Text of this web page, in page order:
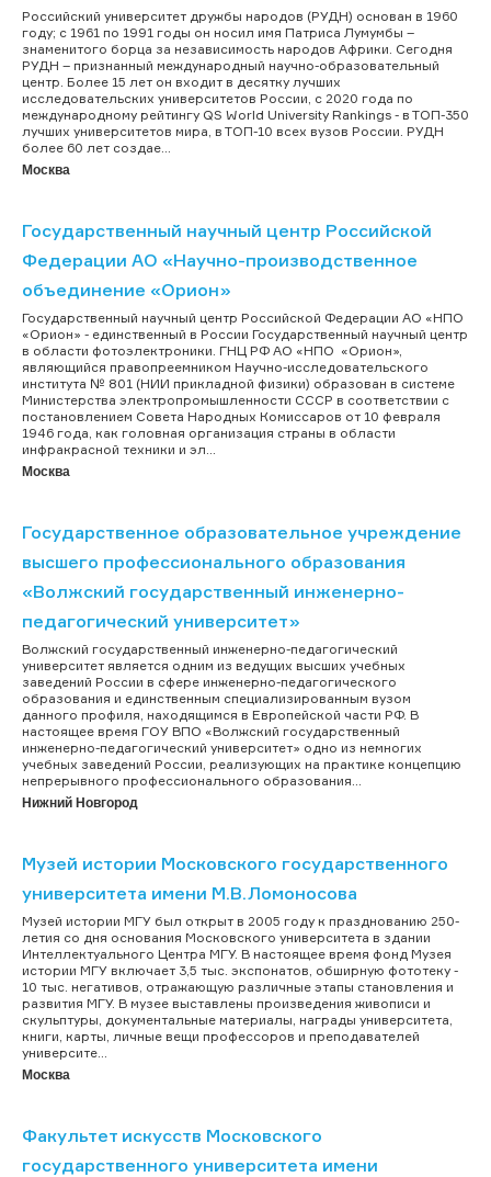
Российский университет дружбы народов (РУДН) основан в 1960
году; с 1961 по 1991 годы он носил имя Патриса Лумумбы –
знаменитого борца за независимость народов Африки. Сегодня
РУДН – признанный международный научно-образовательный
центр. Более 15 лет он входит в десятку лучших
исследовательских университетов России, с 2020 года по
международному рейтингу QS World University Rankings - в ТОП-350
лучших университетов мира, в ТОП-10 всех вузов России. РУДН
более 60 лет создае...
Москва
Государственный научный центр Российской
Федерации АО «Научно-производственное
объединение «Орион»
Государственный научный центр Российской Федерации АО «НПО
«Орион» - единственный в России Государственный научный центр
в области фотоэлектроники. ГНЦ РФ АО «НПО «Орион»,
являющийся правопреемником Научно-исследовательского
института № 801 (НИИ прикладной физики) образован в системе
Министерства электропромышленности СССР в соответствии с
постановлением Совета Народных Комиссаров от 10 февраля
1946 года, как головная организация страны в области
инфракрасной техники и эл...
Москва
Государственное образовательное учреждение
высшего профессионального образования
«Волжский государственный инженерно-
педагогический университет»
Волжский государственный инженерно-педагогический
университет является одним из ведущих высших учебных
заведений России в сфере инженерно-педагогического
образования и единственным специализированным вузом
данного профиля, находящимся в Европейской части РФ. В
настоящее время ГОУ ВПО «Волжский государственный
инженерно-педагогический университет» одно из немногих
учебных заведений России, реализующих на практике концепцию
непрерывного профессионального образования...
Нижний Новгород
Музей истории Московского государственного
университета имени М.В.Ломоносова
Музей истории МГУ был открыт в 2005 году к празднованию 250-
летия со дня основания Московского университета в здании
Интеллектуального Центра МГУ. В настоящее время фонд Музея
истории МГУ включает 3,5 тыс. экспонатов, обширную фототеку -
10 тыс. негативов, отражающую различные этапы становления и
развития МГУ. В музее выставлены произведения живописи и
скульптуры, документальные материалы, награды университета,
книги, карты, личные вещи профессоров и преподавателей
университе...
Москва
Факультет искусств Московского
государственного университета имени